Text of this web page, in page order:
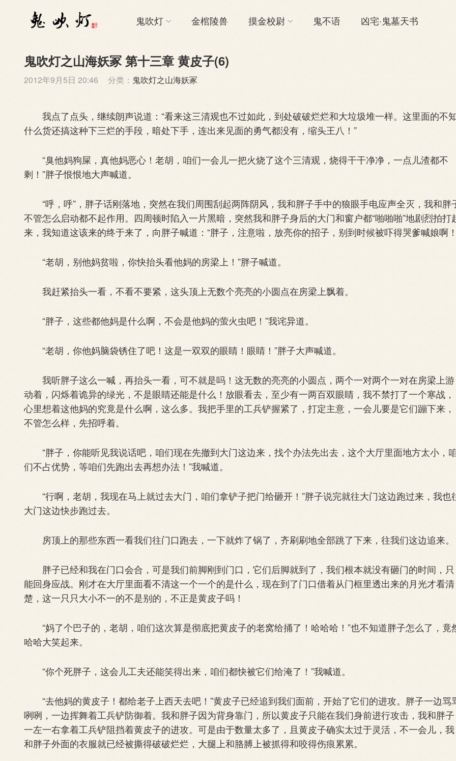
鬼吹灯 金棺陵兽 摸金校尉 鬼不语 凶宅·鬼墓天书
鬼吹灯之山海妖冢 第十三章 黄皮子(6)
2012年9月5日 20:46 分类： 鬼吹灯之山海妖冢
我点了点头，继续朗声说道：“看来这三清观也不过如此，到处破破烂烂和大垃圾堆一样。这里面的不
什么货还搞这种下三烂的手段，暗处下手，连出来见面的勇气都没有，缩头王八！”
“臭他妈狗屎，真他妈恶心！老胡，咱们一会儿一把火烧了这个三清观，烧得干干净净，一点儿渣都不
剩！”胖子恨恨地大声喊道。
“呼，呼”，胖子话刚落地，突然在我们周围刮起两阵阴风，我和胖子手中的狼眼手电应声全灭，我和胖
不管怎么启动都不起作用。四周顿时陷入一片黑暗，突然我和胖子身后的大门和窗户都“啪啪啪”地剧烈拍打
来，我知道这该来的终于来了，向胖子喊道：“胖子，注意啦，放亮你的招子，别到时候被吓得哭爹喊娘啊
“老胡，别他妈贫啦，你快抬头看他妈的房梁上！”胖子喊道。
我赶紧抬头一看，不看不要紧，这头顶上无数个亮亮的小圆点在房梁上飘着。
“胖子，这些都他妈是什么啊，不会是他妈的萤火虫吧！”我诧异道。
“老胡，你他妈脑袋锈住了吧！这是一双双的眼睛！眼睛！”胖子大声喊道。
我听胖子这么一喊，再抬头一看，可不就是吗！这无数的亮亮的小圆点，两个一对两个一对在房梁上游
动着，闪烁着诡异的绿光，不是眼睛还能是什么！放眼看去，至少有一两百双眼睛，我不禁打了一个寒战，
心里想着这他妈的究竟是什么啊，这么多。我把手里的工兵铲握紧了，打定主意，一会儿要是它们蹦下来，
不管怎么样，先招呼着。
“胖子，你能听见我说话吧，咱们现在先撤到大门这边来，找个办法先出去，这个大厅里面地方太小，
们不占优势，等咱们先跑出去再想办法！”我喊道。
“行啊，老胡，我现在马上就过去大门，咱们拿铲子把门给砸开！”胖子说完就往大门这边跑过来，我也
大门这边快步跑过去。
房顶上的那些东西一看我们往门口跑去，一下就炸了锅了，齐刷刷地全部跳了下来，往我们这边追来。
胖子已经和我在门口会合，可是我们前脚刚到门口，它们后脚就到了，我们根本就没有砸门的时间，只
能回身应战。刚才在大厅里面看不清这一个一个的是什么，现在到了门口借着从门框里透出来的月光才看清
楚，这一只只大小不一的不是别的，不正是黄皮子吗！
“妈了个巴子的，老胡，咱们这次算是彻底把黄皮子的老窝给捅了！哈哈哈！”也不知道胖子怎么了，竟
哈哈大笑起来。
“你个死胖子，这会儿工夫还能笑得出来，咱们都快被它们给淹了！”我喊道。
“去他妈的黄皮子！都给老子上西天去吧！”黄皮子已经追到我们面前，开始了它们的进攻。胖子一边骂
咧咧，一边挥舞着工兵铲防御着。我和胖子因为背身靠门，所以黄皮子只能在我们身前进行攻击，我和胖子
一左一右拿着工兵铲阻挡着黄皮子的进攻。可是由于数量太多了，且黄皮子确实太过于灵活，不一会儿，我
和胖子外面的衣服就已经被撕得破破烂烂，大腿上和胳膊上被抓得和咬得伤痕累累。